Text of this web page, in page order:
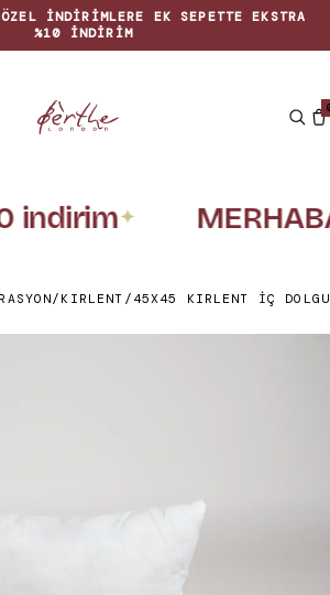
INDIRIMLERE EK SEPETTE EKSTRA
%10 INDIRIM
indirim✦
/ KIRLENT / 45X45 KIRLENT İÇ DOLGU